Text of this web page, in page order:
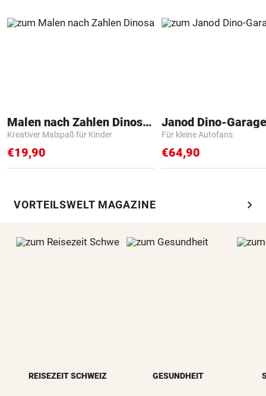
Malen nach Zahlen Dinosaurier
Kreativer Malspaß für Kinder
€19,90
Janod Dino-Garage
Für kleine Autofans
€64,90
VORTEILSWELT MAGAZINE chevron_right
REISEZEIT SCHWEIZ GESUNDHEIT